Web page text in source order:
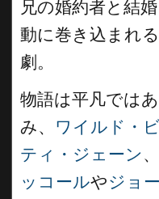
兄の婚約者と結
動に巻き込まれ
劇。
物語は平凡では
み、 ワイルド・
ティ・ジェーン
ッコールやジョ